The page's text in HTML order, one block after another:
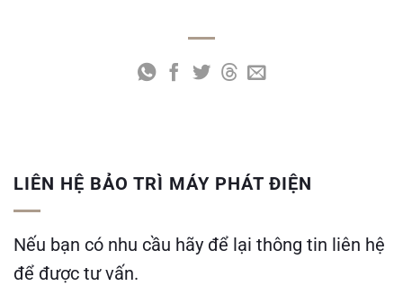
LIÊN HỆ BẢO TRÌ MÁY PHÁT ĐIỆN
Nếu bạn có nhu cầu hãy để lại thông tin liên hệ
để được tư vấn.